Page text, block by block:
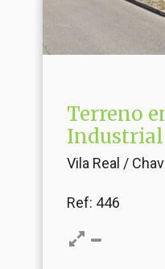
Terreno
Industrial
Vila Real /
Ref: 446